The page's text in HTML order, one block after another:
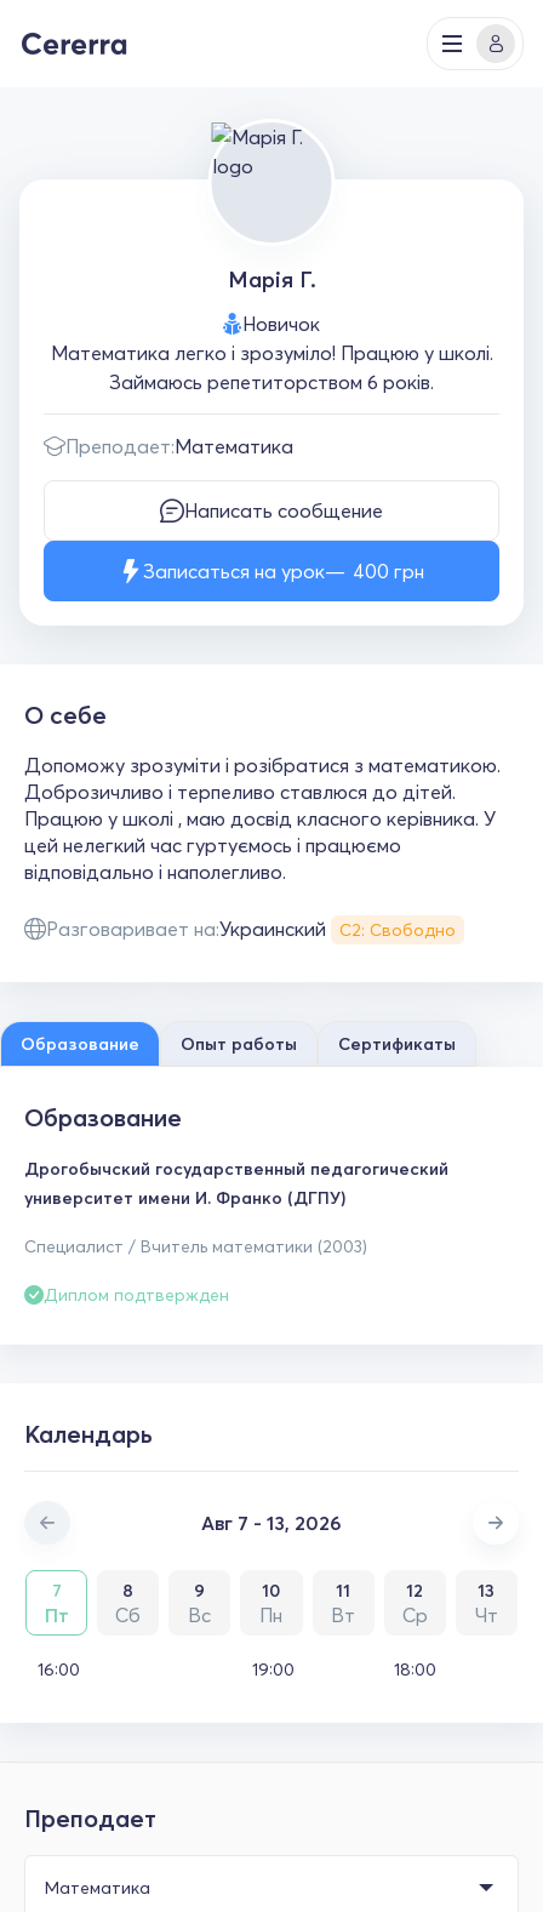
Марія Г.
Новичок
Математика легко і зрозуміло! Працюю у школі.
Займаюсь репетиторством 6 років.
Преподает:Математика
Написать сообщение
Записаться на урок 400 грн
О себе
Допоможу зрозуміти і розібратися з математикою.
Доброзичливо і терпеливо ставлюся до дітей.
Працюю у школі , маю досвід класного керівника. У
цей нелегкий час гуртуємось і працюємо
відповідально і наполегливо.
Разговаривает на:Украинский С2: Свободно
Образование Опыт работы Сертификаты
Образование
Дрогобычский государственный педагогический
университет имени И. Франко (ДГПУ)
Специалист / Вчитель математики (2003)
Диплом подтвержден
Календарь
Авг 7 - 13, 2026
7
Пт
8
Сб
9
Вс
10
Пн
11
Вт
12
Ср
13
Чт
16:00 19:00 18:00
Преподает